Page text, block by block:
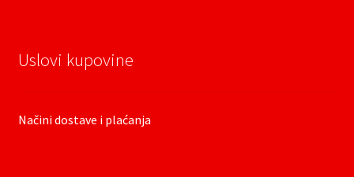
Uslovi kupovine
Načini dostave i plaćanja